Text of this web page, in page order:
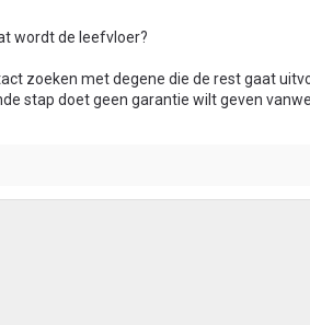
wordt de leefvloer?
zoeken met degene die de rest gaat
stap doet geen garantie wilt geven